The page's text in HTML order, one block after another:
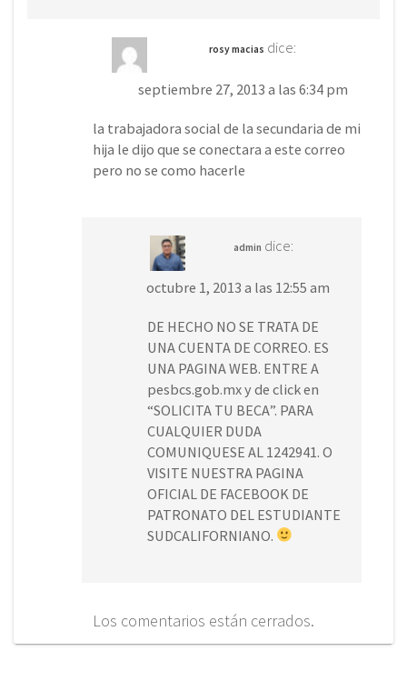
rosy macias dice:
septiembre 27, 2013 a las 6:34 pm
la trabajadora social de la secundaria de mi
hija le dijo que se conectara a este correo
pero no se como hacerle
admin dice:
octubre 1, 2013 a las 12:55 am
DE HECHO NO SE TRATA DE
UNA CUENTA DE CORREO. ES
UNA PAGINA WEB. ENTRE A
pesbcs.gob.mx y de click en
“SOLICITA TU BECA”. PARA
CUALQUIER DUDA
COMUNIQUESE AL 1242941. O
VISITE NUESTRA PAGINA
OFICIAL DE FACEBOOK DE
PATRONATO DEL ESTUDIANTE
SUDCALIFORNIANO.
Los comentarios están cerrados.